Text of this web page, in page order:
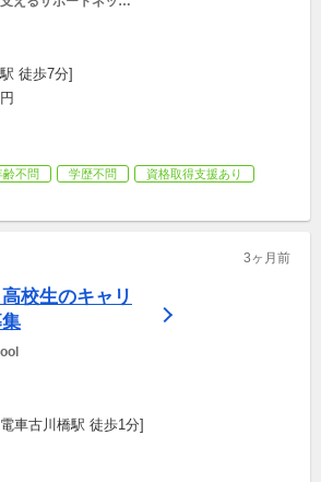
徒歩7分]
齢不問 学歴不問
資格取得支援あり
3ヶ月前
校生のキャリ
車古川橋駅 徒歩1分]